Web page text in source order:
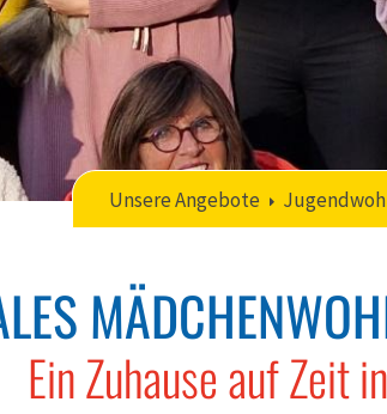
Unsere Angebote
Ein Zuhause auf Zeit